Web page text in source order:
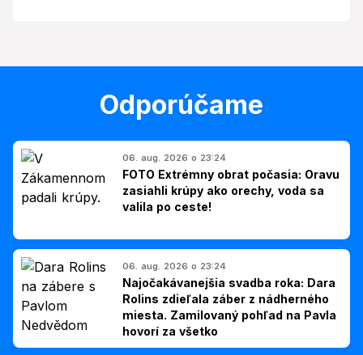
Odporúčame
06. aug. 2026 o 23:24
FOTO Extrémny obrat počasia: Oravu
zasiahli krúpy ako orechy, voda sa
valila po ceste!
06. aug. 2026 o 23:24
Najočakávanejšia svadba roka: Dara
Rolins zdieľala záber z nádherného
miesta. Zamilovaný pohľad na Pavla
hovorí za všetko